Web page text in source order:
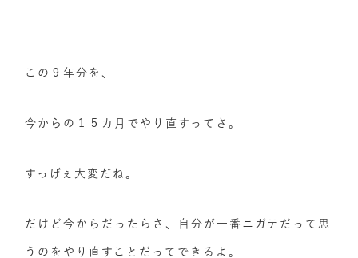
この９年分を、
今からの１５カ月でやり直すってさ。
すっげぇ大変だね。
だけど今からだったらさ、自分が一番ニガテだって思
うのをやり直すことだってできるよ。